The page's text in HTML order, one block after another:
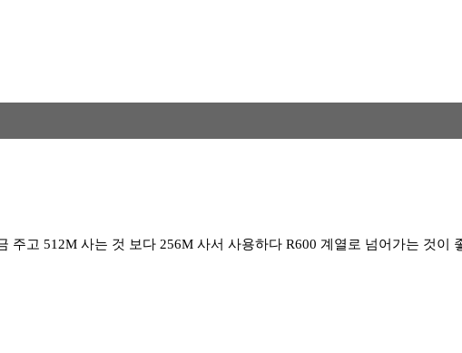
고 512M 사는 것 보다 256M 사서 사용하다 R600 계열로 넘어가는 것이